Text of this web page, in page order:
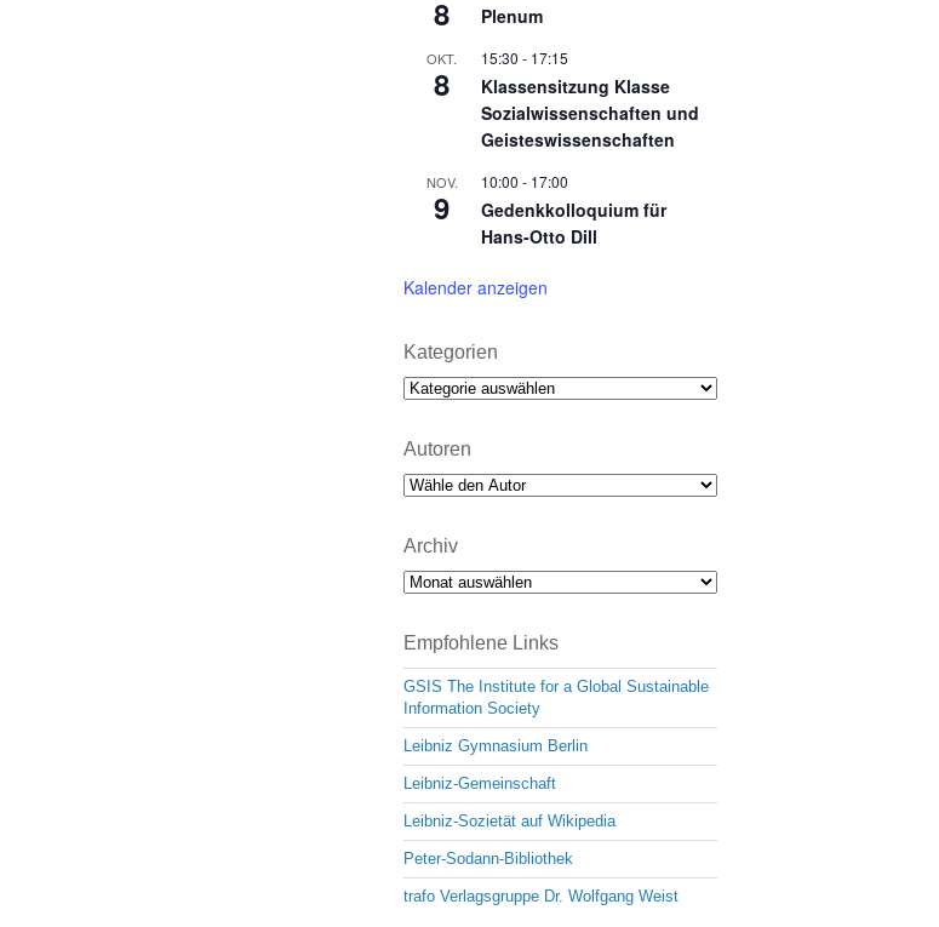
8 Plenum
OKT.
8
15:30 - 17:15
Klassensitzung Klasse
Sozialwissenschaften und
Geisteswissenschaften
NOV.
9
10:00 - 17:00
Gedenkkolloquium für
Hans-Otto Dill
Kalender anzeigen
Kategorien
Kategorien
Autoren
Archiv
Archiv
Empfohlene Links
GSIS The Institute for a Global Sustainable
Information Society
Leibniz Gymnasium Berlin
Leibniz-Gemeinschaft
Leibniz-Sozietät auf Wikipedia
Peter-Sodann-Bibliothek
trafo Verlagsgruppe Dr. Wolfgang Weist